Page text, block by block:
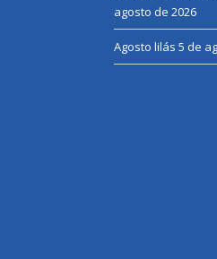
agosto de 2026
Agosto lilás 5 de